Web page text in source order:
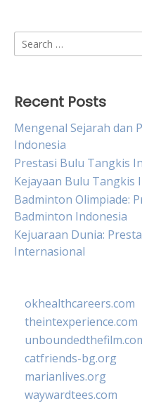
Search
for:
Recent Posts
Mengenal Sejarah dan
Indonesia
Prestasi Bulu Tangkis
Kejayaan Bulu Tangkis
Badminton Olimpiade:
Badminton Indonesia
Kejuaraan Dunia:
Internasional
okhealthcareers.com
theintexperience.com
catfriends-bg.org
marianlives.org
waywardtees.com